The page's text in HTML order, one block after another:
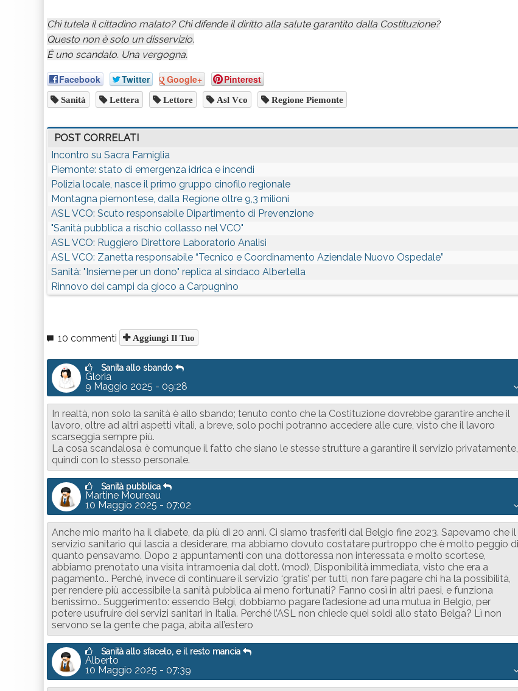
Chi tutela il cittadino malato? Chi difende il diritto alla salute garantito dalla Costituzione?
Questo non è solo un disservizio.
È uno scandalo. Una vergogna.
Facebook Twitter Google+ Pinterest
Sanità Lettera Lettore Asl Vco Regione Piemonte
POST CORRELATI
Incontro su Sacra Famiglia
Piemonte: stato di emergenza idrica e incendi
Polizia locale, nasce il primo gruppo cinofilo regionale
Montagna piemontese, dalla Regione oltre 9,3 milioni
ASL VCO: Scuto responsabile Dipartimento di Prevenzione
"Sanità pubblica a rischio collasso nel VCO"
ASL VCO: Ruggiero Direttore Laboratorio Analisi
ASL VCO: Zanetta responsabile “Tecnico e Coordinamento Aziendale Nuovo Ospedale”
Sanità: "Insieme per un dono" replica al sindaco Albertella
Rinnovo dei campi da gioco a Carpugnino
10 commenti Aggiungi Il Tuo
Sanita allo sbando
Gloria
9 Maggio 2025 - 09:28
In realtà, non solo la sanità è allo sbando; tenuto conto che la Costituzione dovrebbe garantire anche il
lavoro, oltre ad altri aspetti vitali, a breve, solo pochi potranno accedere alle cure, visto che il lavoro
scarseggia sempre più.
La cosa scandalosa è comunque il fatto che siano le stesse strutture a garantire il servizio privatamente,
quindi con lo stesso personale.
Sanità pubblica
Martine Moureau
10 Maggio 2025 - 07:02
Anche mio marito ha il diabete, da più di 20 anni. Ci siamo trasferiti dal Belgio fine 2023. Sapevamo che il
servizio sanitario qui lascia a desiderare, ma abbiamo dovuto costatare purtroppo che è molto peggio di
quanto pensavamo. Dopo 2 appuntamenti con una dottoressa non interessata e molto scortese,
abbiamo prenotato una visita intramoenia dal dott. (mod), Disponibilità immediata, visto che era a
pagamento.. Perché, invece di continuare il servizio ‘gratis’ per tutti, non fare pagare chi ha la possibilità,
per rendere più accessibile la sanità pubblica ai meno fortunati? Fanno così in altri paesi, e funziona
benissimo.. Suggerimento: essendo Belgi, dobbiamo pagare l’adesione ad una mutua in Belgio, per
potere usufruire dei servizi sanitari in Italia. Perché l’ASL non chiede quei soldi allo stato Belga? Lì non
servono se la gente che paga, abita all’estero
Sanità allo sfacelo, e il resto mancia
Alberto
10 Maggio 2025 - 07:39